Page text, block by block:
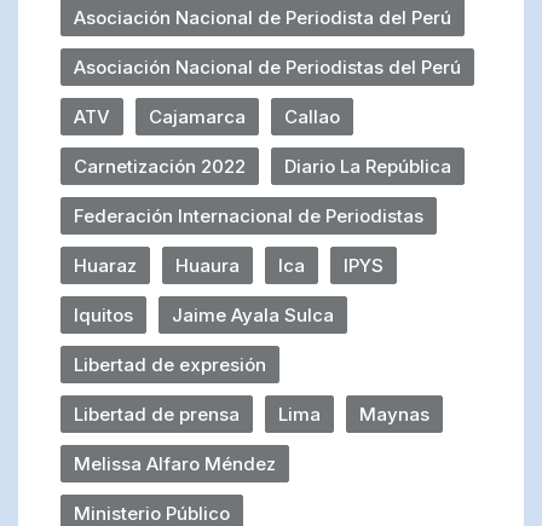
Asociación Nacional de Periodista del Perú
Asociación Nacional de Periodistas del Perú
ATV Cajamarca Callao
Carnetización 2022 Diario La República
Federación Internacional de Periodistas
Huaraz Huaura Ica IPYS
Iquitos Jaime Ayala Sulca
Libertad de expresión
Libertad de prensa Lima Maynas
Melissa Alfaro Méndez
Ministerio Público